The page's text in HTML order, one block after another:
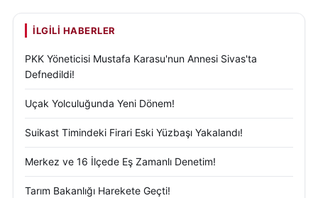
İLGILI HABERLER
PKK Yöneticisi Mustafa Karasu'nun Annesi Sivas'ta
Defnedildi!
Uçak Yolculuğunda Yeni Dönem!
Suikast Timindeki Firari Eski Yüzbaşı Yakalandı!
Merkez ve 16 İlçede Eş Zamanlı Denetim!
Tarım Bakanlığı Harekete Geçti!